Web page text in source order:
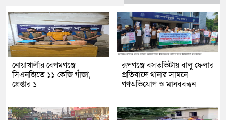
নোয়াখালীর বেগমগঞ্জে
সিএনজিতে ১১ কেজি গাঁজা,
গ্রেপ্তার ১
রূপগঞ্জে বসতভিটায় বালু ফেলার
প্রতিবাদে থানার সামনে
গণঅভিযোগ ও মানববন্ধন